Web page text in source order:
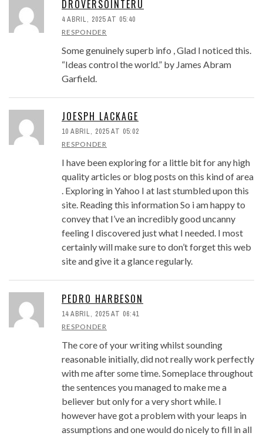
DROVERSOINTERU
4 ABRIL, 2025 AT 05:40
RESPONDER
Some genuinely superb info , Glad I noticed this.
“Ideas control the world.” by James Abram
Garfield.
JOESPH LACKAGE
10 ABRIL, 2025 AT 05:02
RESPONDER
I have been exploring for a little bit for any high
quality articles or blog posts on this kind of area
. Exploring in Yahoo I at last stumbled upon this
site. Reading this information So i am happy to
convey that I’ve an incredibly good uncanny
feeling I discovered just what I needed. I most
certainly will make sure to don’t forget this web
site and give it a glance regularly.
PEDRO HARBESON
14 ABRIL, 2025 AT 06:41
RESPONDER
The core of your writing whilst sounding
reasonable initially, did not really work perfectly
with me after some time. Someplace throughout
the sentences you managed to make me a
believer but only for a very short while. I
however have got a problem with your leaps in
assumptions and one would do nicely to fill in all